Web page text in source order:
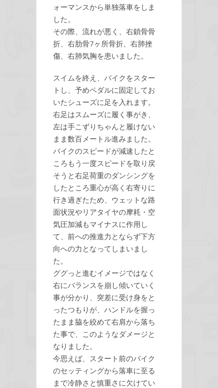
ォーマンスから単独落車をしま
した。
その際、流れが悪く、右鎖骨骨
折、右肋骨7ヶ所骨折、右肺挫
傷、右肺気胸を患いました。
スイムを終え、バイクをスター
トし、予めペダルに固定してお
いたシューズに足を入れます。
右足はスムーズに履く事がき、
左は手こずりちゃんと履けない
まま数百メートル進みました。
バイクのスピードが減速したと
ころもう一度スピードを取り戻
そうと右足荷重のダンシングを
したところ重心が高く右寄りに
行き過ぎたため、ウェットな路
面状況やリアタイヤの摩耗・空
気圧加減もマイナスに作用し
て、前への推進力とならず下方
向への力となってしまいまし
た。
ググっと進むイメージではなく
右にバランスを崩し傾いていく
事が分かり、突差に受け身をと
ったつもりが、ハンドルを握っ
たまま脇を絞めて右肩から落ち
た事で、このようなダメージと
なりました。
今思えば、スタート前のバイク
のセッティングから落車に至る
まで冷静さと慎重さに欠けてい